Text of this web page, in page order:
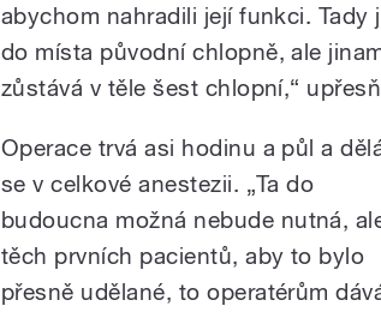
abychom nahradili její funkci. Tady
do místa původní chlopně, ale
zůstává v těle šest chlopní,“
Operace trvá asi hodinu a půl a
se v celkové anestezii. „Ta do
budoucna možná nebude nutná,
těch prvních pacientů, aby to bylo
přesně udělané, to operatérům